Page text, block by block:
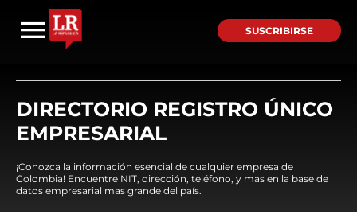
SUSCRIBIRSE
DIRECTORIO REGISTRO ÚNICO
EMPRESARIAL
¡Conozca la información esencial de cualquier empresa de
Colombia! Encuentre NIT, dirección, teléfono, y mas en la base de
datos empresarial mas grande del país.